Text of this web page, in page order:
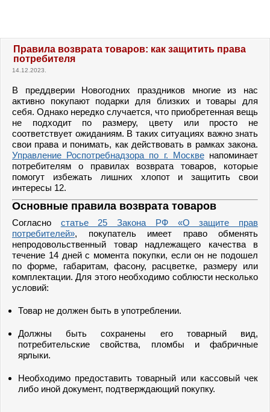
Правила возврата товаров: как защитить права
потребителя
14.12.2023.
В преддверии Новогодних праздников многие из нас
активно покупают подарки для близких и товары для
себя. Однако нередко случается, что приобретенная вещь
не подходит по размеру, цвету или просто не
соответствует ожиданиям. В таких ситуациях важно знать
свои права и понимать, как действовать в рамках закона.
Управление Роспотребнадзора по г. Москвенапоминает
потребителям о правилах возврата товаров, которые
помогут избежать лишних хлопот и защитить свои
интересы 12.
Основные правила возврата товаров
Согласно статье 25 Закона РФ «О защите прав
потребителей», покупатель имеет право обменять
непродовольственный товар надлежащего качества в
течение 14 дней с момента покупки, если он не подошел
по форме, габаритам, фасону, расцветке, размеру или
комплектации. Для этого необходимо соблюсти несколько
условий:
Товар не должен быть в употреблении.
Должны быть сохранены его товарный вид,
потребительские свойства, пломбы и фабричные
ярлыки.
Необходимо предоставить товарный или кассовый чек
либо иной документ, подтверждающий покупку.